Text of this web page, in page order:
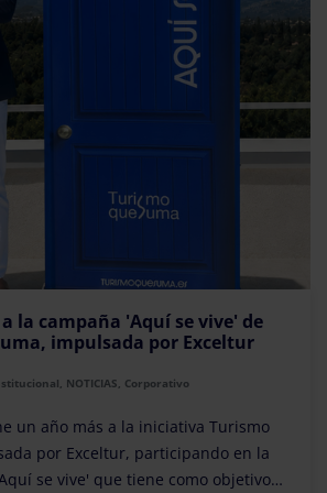
la campaña 'Aquí se vive' de
impulsada por Exceltur
NOTICIAS, Corporativo
un año más a la iniciativa Turismo
por Exceltur, participando en la
se vive' que tiene como objetivo